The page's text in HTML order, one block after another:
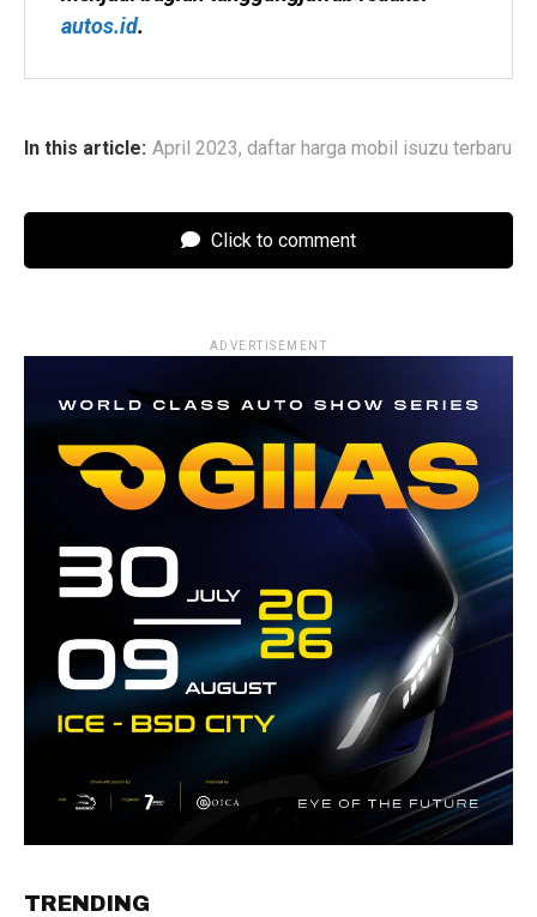
autos.id.
In this article: April 2023, daftar harga mobil isuzu terbaru
Click to comment
ADVERTISEMENT
TRENDING